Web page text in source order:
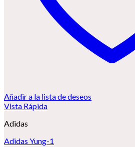
Añadir a la lista de deseos
Vista Rápida
Adidas
Adidas Yung-1